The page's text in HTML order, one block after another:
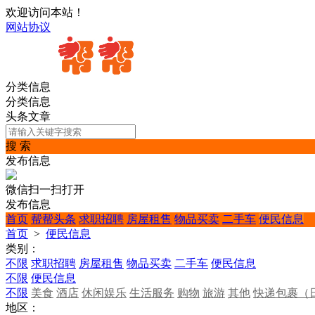
欢迎访问本站！
网站协议
分类信息
分类信息
头条文章
搜 索
发布信息
微信扫一扫打开
发布信息
首页 帮帮头条 求职招聘 房屋租售 物品买卖 二手车 便民信息
首页 > 便民信息
类别：
不限 求职招聘 房屋租售 物品买卖 二手车 便民信息
不限 便民信息
不限 美食 酒店 休闲娱乐 生活服务 购物 旅游 其他 快递包裹（
地区：